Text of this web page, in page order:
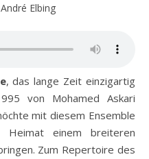
Elbing
, das lange Zeit einzigartig
von Mohamed Askari
mit diesem Ensemble
Heimat einem breiteren
Zum Repertoire des